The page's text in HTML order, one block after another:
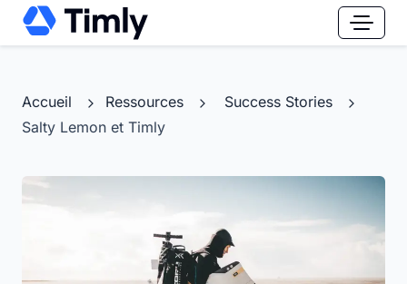
Accueil Ressources
Success Stories
Salty Lemon et Timly